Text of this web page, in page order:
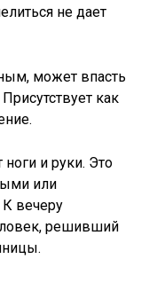
не дает
может впасть
как
ноги и руки. Это
или
вечеру
решивший